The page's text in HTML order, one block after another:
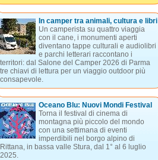
In camper tra animali, cultura e libri
Un camperista su quattro viaggia
con il cane, i monumenti aperti
diventano tappe culturali e audiolibri
e parchi letterari raccontano i
territori: dal Salone del Camper 2026 di Parma
tre chiavi di lettura per un viaggio outdoor più
consapevole.
Oceano Blu: Nuovi Mondi Festival
Torna il festival di cinema di
montagna più piccolo del mondo
con una settimana di eventi
imperdibili nel borgo alpino di
Rittana, in bassa valle Stura, dal 1° al 6 luglio
2025.